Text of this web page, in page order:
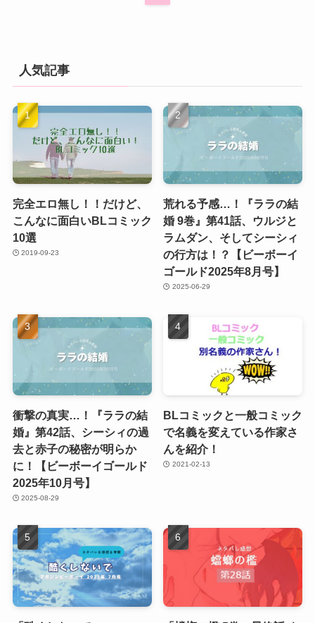
人気記事
完全エロ無し！！だけど、
こんなに面白いBLコミック
10選
2019-09-23
荒れる予感…！『ララの結
婚 9巻』第41話、ウルジと
ラムダン、そしてシーシィ
の行方は！？【ビーボーイ
ゴールド2025年8月号】
2025-06-29
衝撃の真実…！『ララの結
婚』第42話、シーシィの過
去と赤子の秘密が明らか
に！【ビーボーイゴールド
2025年10月号】
2025-08-29
BLコミックと一般コミック
で名義を変えている作家さ
んを紹介！
2021-02-13